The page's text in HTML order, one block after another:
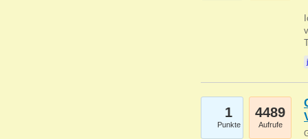
1
Punkte
4489
Aufrufe